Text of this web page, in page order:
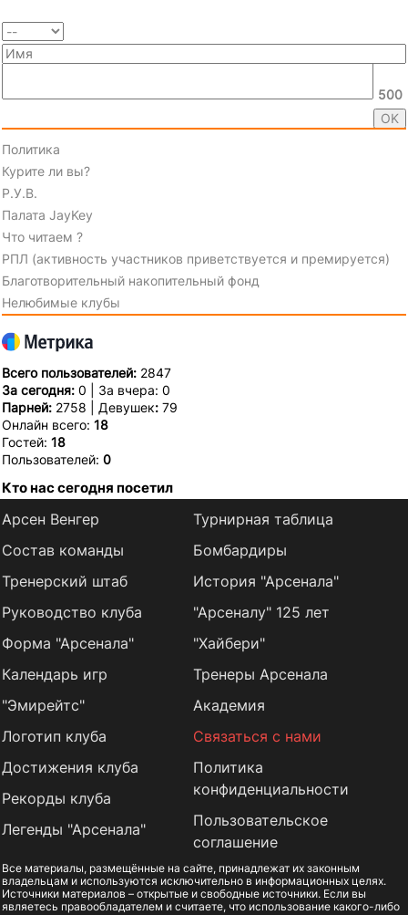
500
Политика
Курите ли вы?
Р.У.В.
Палата JayKey
Что читаем ?
РПЛ (активность участников приветствуется и премируется)
Благотворительный накопительный фонд
Нелюбимые клубы
Всего пользователей: 2847
За сегодня: 0 | За вчера: 0
Парней: 2758 | Девушек: 79
Онлайн всего: 18
Гостей: 18
Пользователей: 0
Кто нас сегодня посетил
Арсен Венгер
Состав команды
Тренерский штаб
Руководство клуба
Форма "Арсенала"
Календарь игр
Турнирная таблица
Бомбардиры
История "Арсенала"
"Арсеналу" 125 лет
"Хайбери"
Тренеры Арсенала
"Эмирейтс"
Логотип клуба
Достижения клуба
Рекорды клуба
Легенды "Арсенала"
Академия
Связаться с нами
Политика
конфиденциальности
Пользовательское
соглашение
Все материалы, размещённые на сайте, принадлежат их законным
владельцам и используются исключительно в информационных целях.
Источники материалов – открытые и свободные источники. Если вы
являетесь правообладателем и считаете, что использование какого-либо